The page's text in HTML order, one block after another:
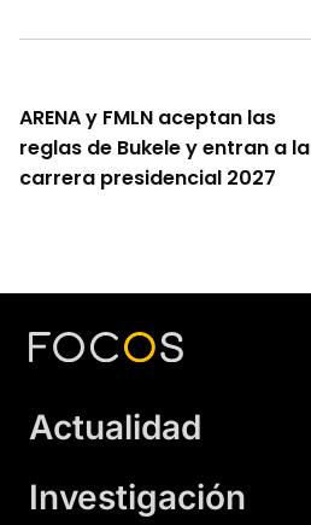
ARENA y FMLN aceptan las
reglas de Bukele y entran a la
carrera presidencial 2027
Actualidad
Investigación